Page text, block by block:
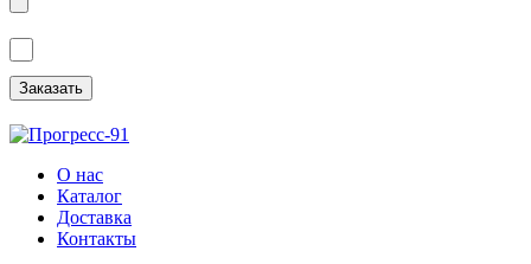
О нас
Каталог
Доставка
Контакты